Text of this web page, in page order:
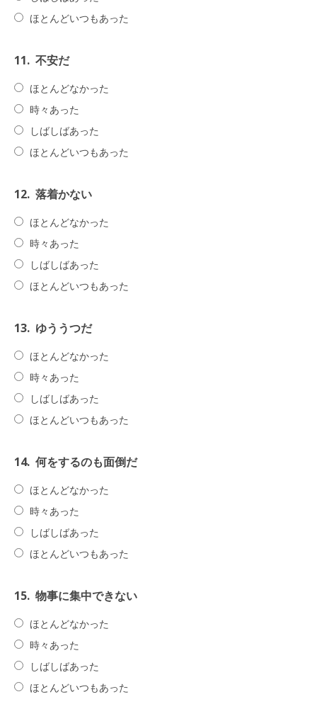
ほとんどいつもあった
11. 不安だ
ほとんどなかった
時々あった
しばしばあった
ほとんどいつもあった
12. 落着かない
ほとんどなかった
時々あった
しばしばあった
ほとんどいつもあった
13. ゆううつだ
ほとんどなかった
時々あった
しばしばあった
ほとんどいつもあった
14. 何をするのも面倒だ
ほとんどなかった
時々あった
しばしばあった
ほとんどいつもあった
15. 物事に集中できない
ほとんどなかった
時々あった
しばしばあった
ほとんどいつもあった